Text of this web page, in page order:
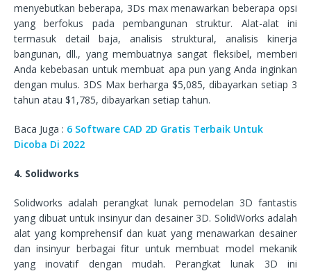
menyebutkan beberapa, 3Ds max menawarkan beberapa opsi
yang berfokus pada pembangunan struktur. Alat-alat ini
termasuk detail baja, analisis struktural, analisis kinerja
bangunan, dll., yang membuatnya sangat fleksibel, memberi
Anda kebebasan untuk membuat apa pun yang Anda inginkan
dengan mulus. 3DS Max berharga $5,085, dibayarkan setiap 3
tahun atau $1,785, dibayarkan setiap tahun.
Baca Juga : 6 Software CAD 2D Gratis Terbaik Untuk
Dicoba Di 2022
4. Solidworks
Solidworks adalah perangkat lunak pemodelan 3D fantastis
yang dibuat untuk insinyur dan desainer 3D. SolidWorks adalah
alat yang komprehensif dan kuat yang menawarkan desainer
dan insinyur berbagai fitur untuk membuat model mekanik
yang inovatif dengan mudah. Perangkat lunak 3D ini